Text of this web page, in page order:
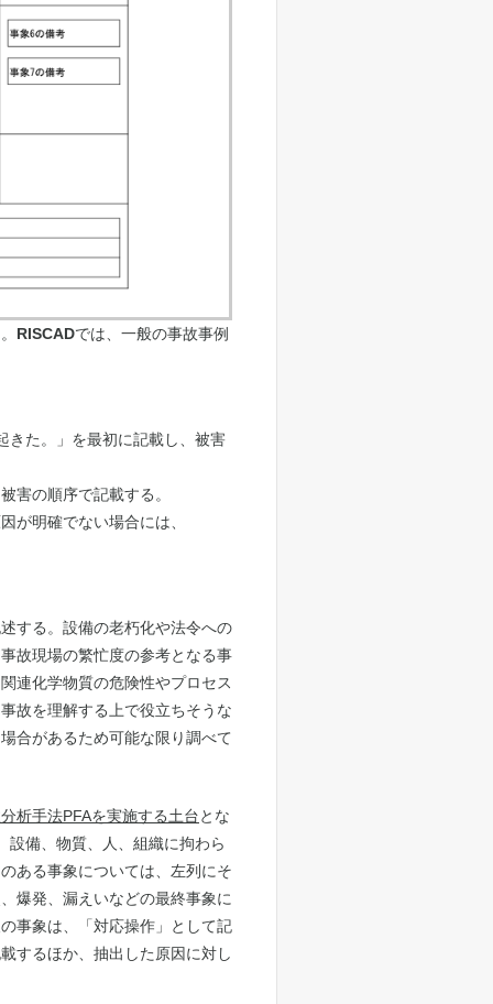
RISCADでは、一般の事故事例
きた。」を最初に記載し、被害
害の順序で記載する。
が明確でない場合には、
する。設備の老朽化や法令への
故現場の繁忙度の参考となる事
連化学物質の危険性やプロセス
故を理解する上で役立ちそうな
合があるため可能な限り調べて
析手法PFAを実施する土台とな
設備、物質、人、組織に拘わら
ある事象については、左列にそ
爆発、漏えいなどの最終事象に
事象は、「対応操作」として記
するほか、抽出した原因に対し